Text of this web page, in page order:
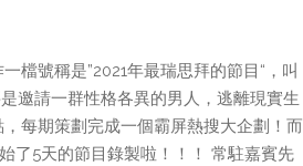
檔號稱是”2021年最瑞思拜的節目“，叫
邀請一群性格各異的男人，逃離現實生
每期策劃完成一個霸屏熱搜大企劃！而
了5天的節目錄製啦！！！ 常駐嘉賓先